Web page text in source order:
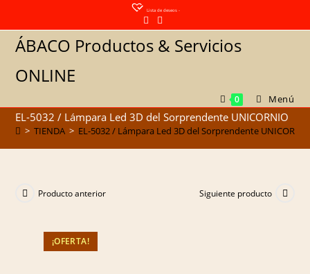
contenido
Lista de deseos -
ÁBACO Productos & Servicios
ONLINE
0 Menú
EL-5032 / Lámpara Led 3D del Sorprendente UNICORNIO
> TIENDA > EL-5032 / Lámpara Led 3D del Sorprendente
¡OFERTA!
Producto anterior Siguiente producto